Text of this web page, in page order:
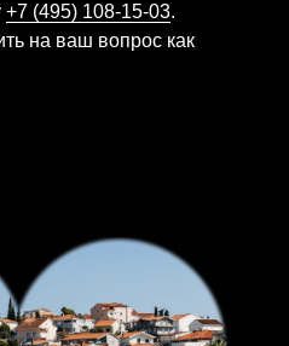
+7 (495) 108-15-03.
на ваш вопрос как